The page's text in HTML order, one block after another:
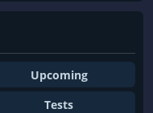
Upcoming
Tests